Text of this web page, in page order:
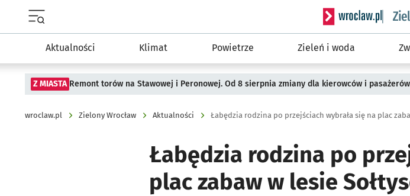
Serwis informacyjny
Aktualności Klimat Powietrze Zieleń i woda
Z MIASTA Remont torów na Stawowej i Peronowej. Od 8 sierpnia zmiany dla kierowców i
wroclaw.pl Zielony Wrocław Aktualności
Łabędzia rodzina po
plac zabaw w lesie